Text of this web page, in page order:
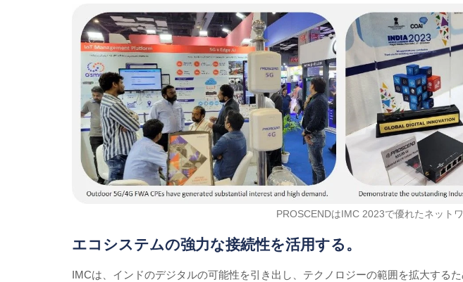
PROSCENDはIMC 2023で優れたネット
エコシステムの強力な接続性を活用する。
IMCは、インドのデジタルの可能性を引き出し、テクノロジーの範囲を拡大する